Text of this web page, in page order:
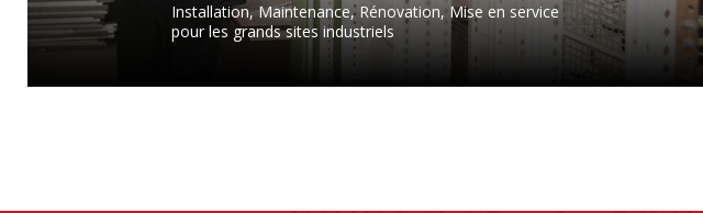
Installation, Maintenance, Rénovation, Mise en service
pour les grands sites industriels